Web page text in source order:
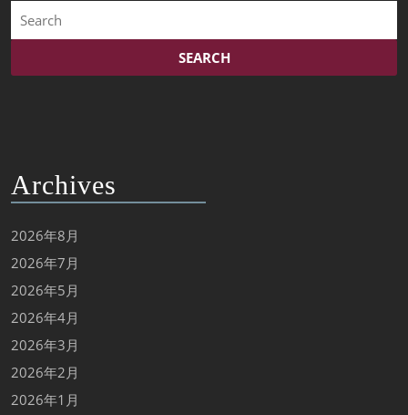
for:
Archives
2026年8月
2026年7月
2026年5月
2026年4月
2026年3月
2026年2月
2026年1月